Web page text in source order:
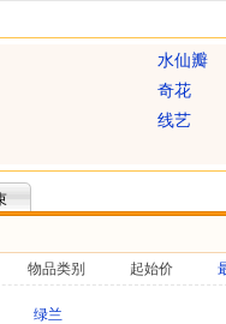
水仙瓣
奇花
线艺
物品类别 起始价
绿兰